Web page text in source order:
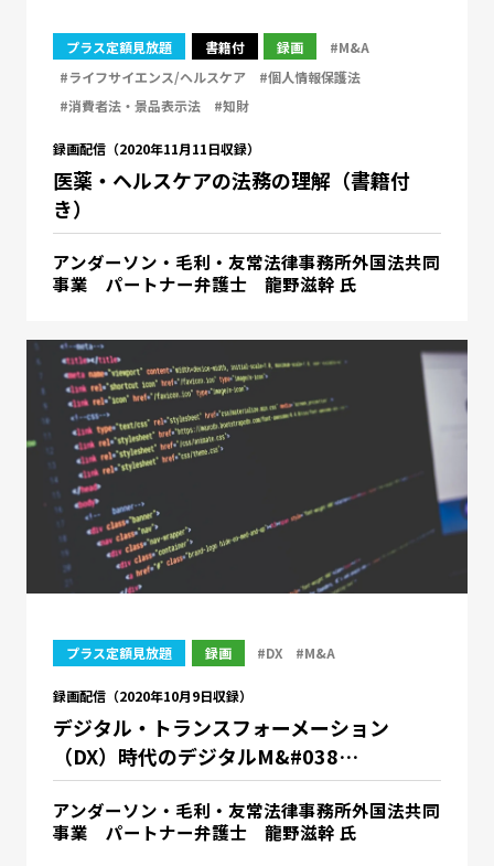
プラス定額見放題 書籍付 録画
#M&A
#ライフサイエンス/ヘルスケア
#個人情報保護法
#消費者法・景品表示法
#知財
録画配信（2020年11月11日収録）
医薬・ヘルスケアの法務の理解（書籍付
き）
アンダーソン・毛利・友常法律事務所外国法共同
事業 パートナー弁護士 龍野滋幹 氏
プラス定額見放題 録画 #DX #M&A
録画配信（2020年10月9日収録）
デジタル・トランスフォーメーション
（DX）時代のデジタルM&#038…
アンダーソン・毛利・友常法律事務所外国法共同
事業 パートナー弁護士 龍野滋幹 氏